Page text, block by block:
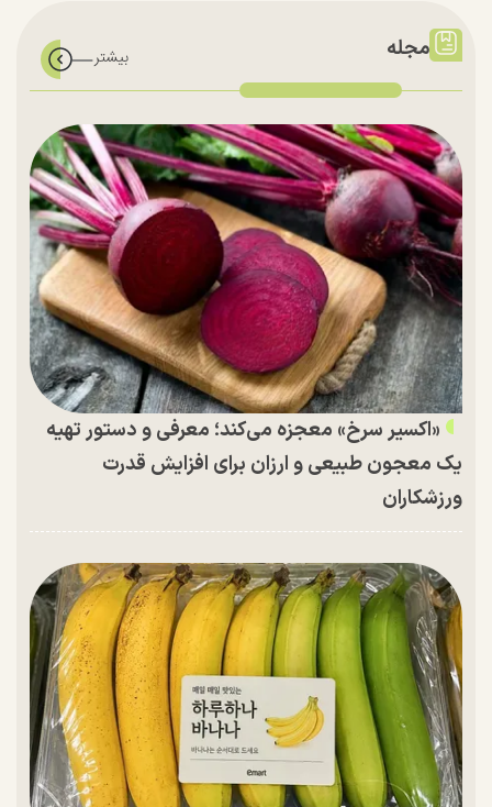
مجله
«اکسیر سرخ» معجزه می‌کند؛ معرفی و دستور تهیه
یک معجون طبیعی و ارزان برای افزایش قدرت
ورزشکاران